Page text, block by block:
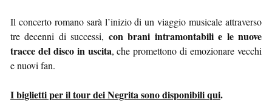
Il concerto romano sarà l’inizio di un viaggio musicale attraverso
tre decenni di successi, con brani intramontabili e le nuove
tracce del disco in uscita, che promettono di emozionare vecchi
e nuovi fan.
I biglietti per il tour dei Negrita sono disponibili qui.